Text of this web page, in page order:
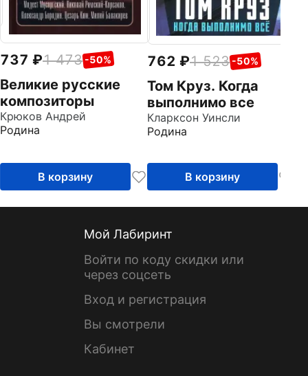
737 1 473 -50%
Великие русские
композиторы
Крюков Андрей
Родина
В корзину
762 1 523 -50%
Том Круз. Когда
выполнимо все
Кларксон Уинсли
Родина
В корзину
Мой Лабиринт
Войти по коду скидки или
через соцсеть
Вход и регистрация
Вы смотрели
Кабинет